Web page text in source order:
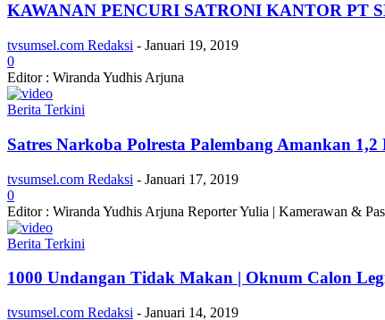
KAWANAN PENCURI SATRONI KANTOR PT
tvsumsel.com Redaksi - Januari 19, 2019
0
Editor : Wiranda Yudhis Arjuna
Berita Terkini
Satres Narkoba Polresta Palembang Amankan 1,2
tvsumsel.com Redaksi - Januari 17, 2019
0
Editor : Wiranda Yudhis Arjuna Reporter Yulia | Kamerawan &
Berita Terkini
1000 Undangan Tidak Makan | Oknum Calon
tvsumsel.com Redaksi - Januari 14, 2019